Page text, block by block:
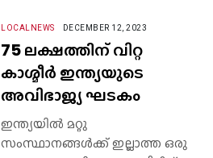
LOCALNEWS DECEMBER 12, 2023
75 ലക്ഷത്തിന് വിറ്റ
കാശ്മീർ ഇന്ത്യയുടെ
അവിഭാജ്യ ഘടകം
ഇന്ത്യയിൽ മറ്റു
സംസ്ഥാനങ്ങൾക്ക് ഇല്ലാത്ത ഒരു